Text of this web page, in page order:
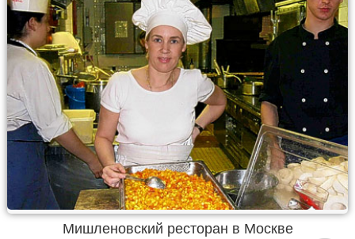
Мишленовский ресторан в Москве